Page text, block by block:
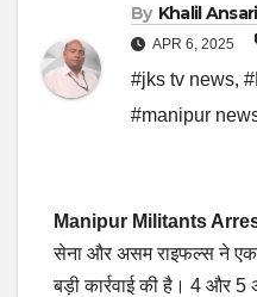
By Khalil Ansari
APR 6, 2025
#jks tv news,
#manipur
Manipur Militants
सेना और असम राइफल्स ने एक
बड़ी कार्रवाई की है। 4 और